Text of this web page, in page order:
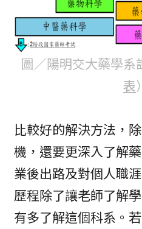
圖／陽明交大藥學系
表）
比較好的解決方法，
機，還要更深入了解
業後出路及對個人職
歷程除了讓老師了解
有多了解這個科系。